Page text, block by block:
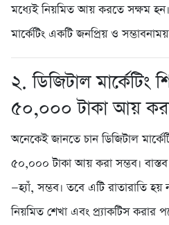
মধ্যেই নিয়মিত আয় করতে সক্ষম
মার্কেটিং একটি জনপ্রিয় ও
২. ডিজিটাল মার্কেটিং
৫০,০০০ টাকা আয়
অনেকেই জানতে চান ডিজিটাল
৫০,০০০ টাকা আয় করা সম্ভব।
—হ্যাঁ, সম্ভব। তবে এটি রাতারাতি
নিয়মিত শেখা এবং প্র্যাকটিস করার